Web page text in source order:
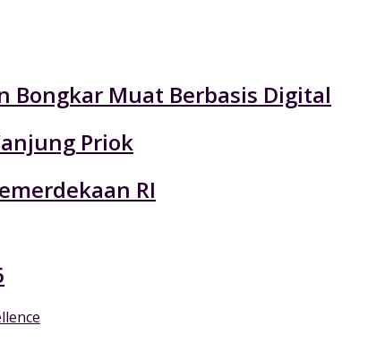
Bongkar Muat Berbasis Digital
Priok
RI